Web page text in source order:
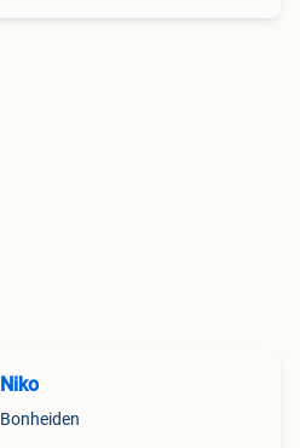
Niko
Bonheiden